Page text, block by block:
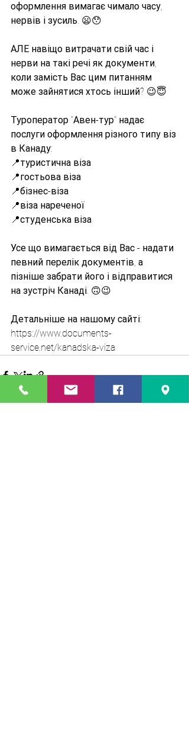
оформлення вимагає чимало часу,
нервів і зусиль. 😦😯
АЛЕ навіщо витрачати свій час і
нерви на такі речі як документи,
коли замість Вас цим питанням
може зайнятися хтось інший? 😉😇
Туроператор "Авен-тур" надає
послуги оформлення різного типу віз
в Канаду:
📍туристична віза
📍гостьова віза
📍бізнес-віза
📍віза нареченої
📍студенська віза
Усе що вимагається від Вас - надати
певний перелік документів, а
пізніше забрати його і відправитися
на зустріч Канаді. 🙃😉
Детальніше на нашому сайті:
https://www.documents-
service.net/kanadska-viza